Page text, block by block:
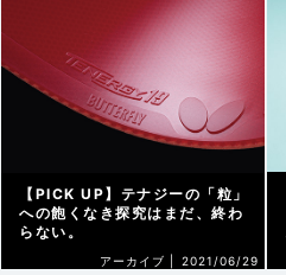
【PICK UP】テナジーの「粒」
への飽くなき探究はまだ、終わ
らない。
アーカイブ | 2021/06/29